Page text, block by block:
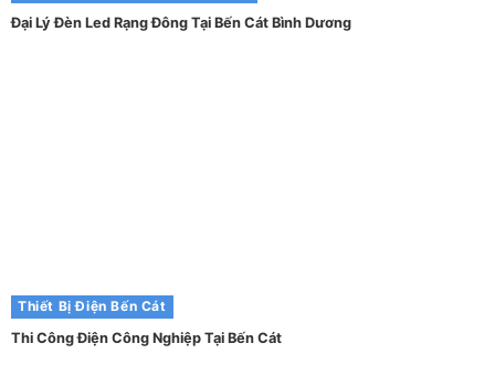
Đại Lý Đèn Led Rạng Đông Tại Bến Cát Bình Dương
Thiết Bị Điện Bến Cát
Thi Công Điện Công Nghiệp Tại Bến Cát